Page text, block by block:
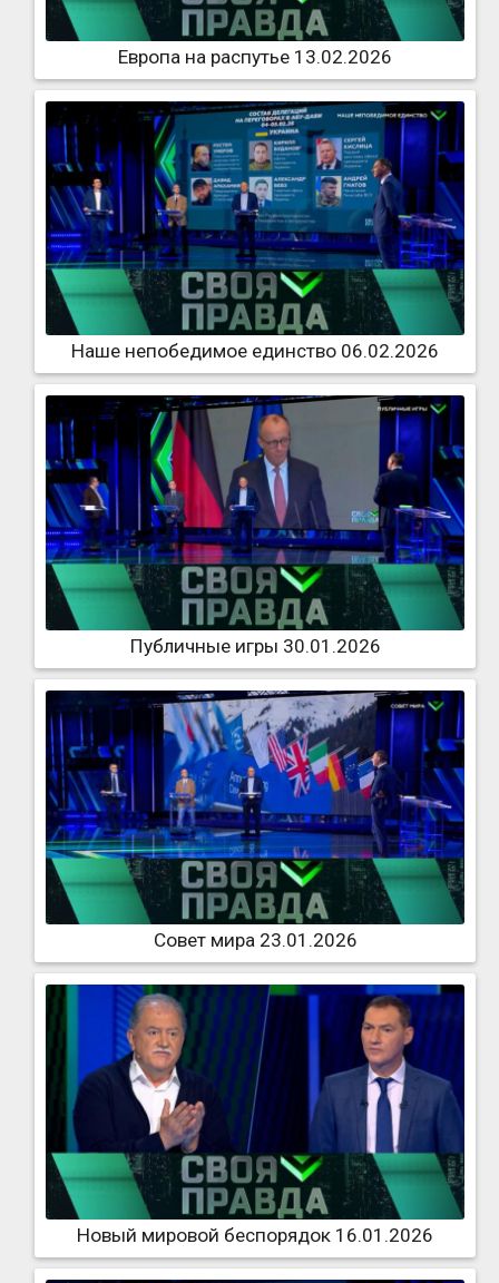
Европа на распутье 13.02.2026
Наше непобедимое единство 06.02.2026
Публичные игры 30.01.2026
Совет мира 23.01.2026
Новый мировой беспорядок 16.01.2026